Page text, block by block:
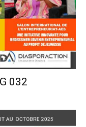
032